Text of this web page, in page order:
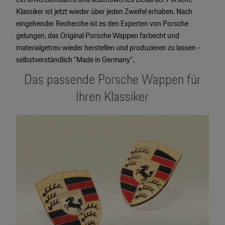
Motorsport & Events
Service & Zubehör
Wir über uns
Newsletter
Newsletter abonnieren
YouTube Channel
Porsche Gebrauchtwagen
Car Configurator
Klassiker ist jetzt wieder über jeden Zweifel erhaben. Nach
eingehender Recherche ist es den Experten von Porsche
gelungen, das Original Porsche Wappen farbecht und
materialgetreu wieder herstellen und produzieren zu lassen -
selbstverständlich "Made in Germany".
Das passende Porsche Wappen für
Ihren Klassiker